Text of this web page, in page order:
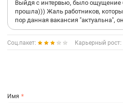
Выйдя с интервью, было ощущение
прошла))) Жаль работников,
пор данная вакансия "актуальна",
Соц.пакет: Карьерный рост:
Имя